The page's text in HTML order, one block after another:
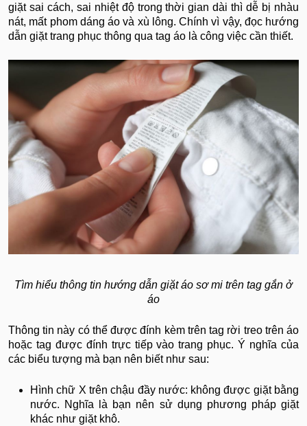
giặt sai cách, sai nhiệt độ trong thời gian dài thì dễ bị nhàu
nát, mất phom dáng áo và xù lông. Chính vì vậy, đọc hướng
dẫn giặt trang phục thông qua tag áo là công việc cần thiết.
Tìm hiểu thông tin hướng dẫn giặt áo sơ mi trên tag gắn ở
áo
Thông tin này có thể được đính kèm trên tag rời treo trên áo
hoặc tag được đính trực tiếp vào trang phục. Ý nghĩa của
các biểu tượng mà bạn nên biết như sau:
Hình chữ X trên chậu đầy nước: không được giặt bằng
nước. Nghĩa là bạn nên sử dụng phương pháp giặt
khác như giặt khô.